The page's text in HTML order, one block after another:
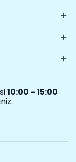
10:00 – 15:00